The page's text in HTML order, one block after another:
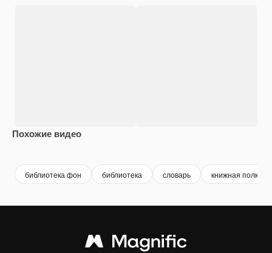
Похожие видео
библиотека фон библиотека словарь книжная полка